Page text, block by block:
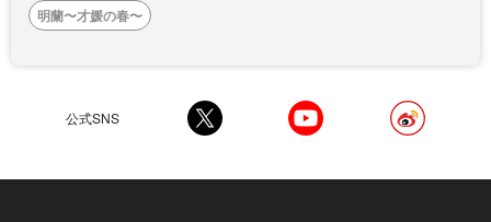
明蘭〜才媛の春〜
公式SNS